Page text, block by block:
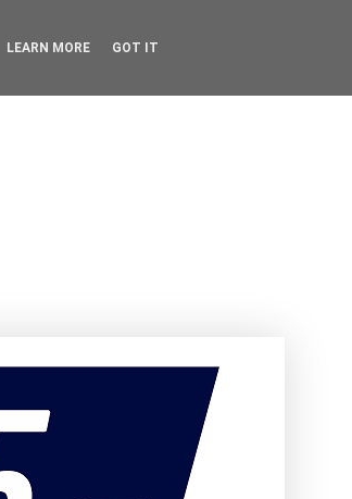
LEARN MORE GOT IT